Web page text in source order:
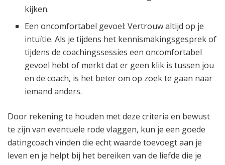
kijken.
Een oncomfortabel gevoel: Vertrouw altijd op je
intuïtie. Als je tijdens het kennismakingsgesprek of
tijdens de coachingssessies een oncomfortabel
gevoel hebt of merkt dat er geen klik is tussen jou
en de coach, is het beter om op zoek te gaan naar
iemand anders.
Door rekening te houden met deze criteria en bewust
te zijn van eventuele rode vlaggen, kun je een goede
datingcoach vinden die echt waarde toevoegt aan je
leven en je helpt bij het bereiken van de liefde die je